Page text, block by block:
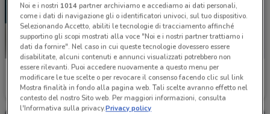
Divani & Divani
Scade il 31/01 1 km
Manuello Design
Scade il 31/12 1.9 km
Noi e i nostri 1014partner archiviamo e accediamo ai dati personali,
come i dati di navigazione gli o identificatori univoci, sul tuo dispositivo.
Selezionando Accetto, abiliti le tecnologie di tracciamento affinché
supportino gli scopi mostrati alla voce "Noi e i nostri partner trattiamo i
dati da fornire". Nel caso in cui queste tecnologie dovessero essere
disabilitate, alcuni contenuti e annunci visualizzati potrebbero non
essere rilevanti. Puoi accedere nuovamente a questo menu per
modificare le tue scelte o per revocare il consenso facendo clic sul link
Mostra finalità in fondo alla pagina web. Tali scelte avranno effetto nel
contesto del nostro Sito web. Per maggiori informazioni, consulta
l'Informativa sulla privacy.Privacy policy